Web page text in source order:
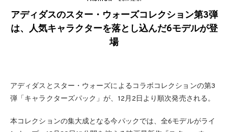
アディダスのスター・ウォーズコレクション第3弾
は、人気キャラクターを落とし込んだ6モデルが登
場
アディダスとスター・ウォーズによるコラボコレクションの第3
弾「キャラクターズパック」が、12月2日より順次発売される。
本コレクションの集大成となる今パックでは、全6モデルがライ